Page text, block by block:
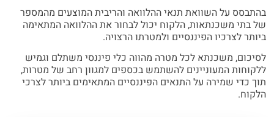
בהתבסס על השוואת תנאי ההלוואה והריבית המוצעים מהמספר
של בתי משכנתאות, הלקוח יכול לבחור את ההלוואה המתאימה
ביותר לצרכיו הפיננסיים ולמטרתו הרצויה.
לסיכום, משכנתא לכל מטרה מהווה כלי פיננסי משתלם וגמיש
ללקוחות המעוניינים להשתמש בכספים למגוון רחב של מטרות,
תוך כדי שמירה על התנאים הפיננסיים המתאימים ביותר לצרכי
הלקוח.